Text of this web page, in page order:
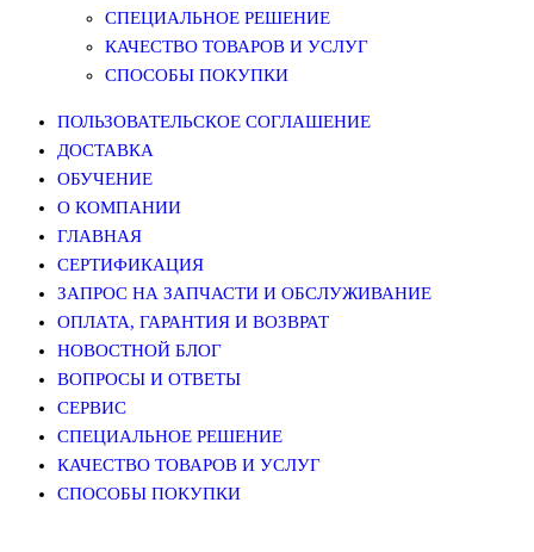
СПЕЦИАЛЬНОЕ РЕШЕНИЕ
КАЧЕСТВО ТОВАРОВ И УСЛУГ
СПОСОБЫ ПОКУПКИ
ПОЛЬЗОВАТЕЛЬСКОЕ СОГЛАШЕНИЕ
ДОСТАВКА
ОБУЧЕНИЕ
О КОМПАНИИ
ГЛАВНАЯ
СЕРТИФИКАЦИЯ
ЗАПРОС НА ЗАПЧАСТИ И ОБСЛУЖИВАНИЕ
ОПЛАТА, ГАРАНТИЯ И ВОЗВРАТ
НОВОСТНОЙ БЛОГ
ВОПРОСЫ И ОТВЕТЫ
СЕРВИС
СПЕЦИАЛЬНОЕ РЕШЕНИЕ
КАЧЕСТВО ТОВАРОВ И УСЛУГ
СПОСОБЫ ПОКУПКИ